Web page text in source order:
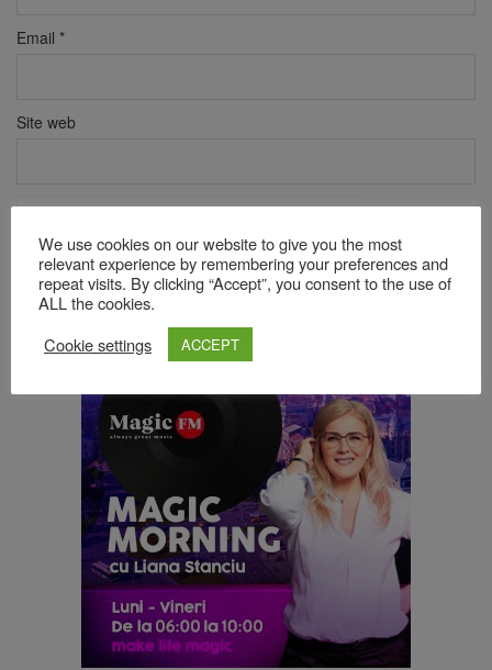
Email *
Site web
Click pentru a începe verificarea
Friendly Captcha ⇗
Acest site folosește Akismet pentru a reduce spamul.
We use cookies on our website to give you the most
relevant experience by remembering your preferences and
repeat visits. By clicking “Accept”, you consent to the use of
ALL the cookies.
Cookie settings
ACCEPT